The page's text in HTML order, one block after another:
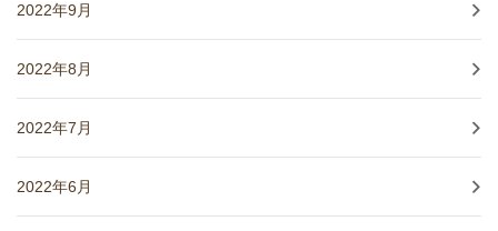
2022年9月
2022年8月
2022年7月
2022年6月